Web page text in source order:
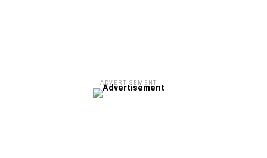
ADVERTISEMENT